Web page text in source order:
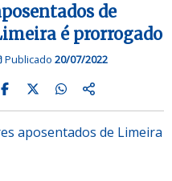
de
é prorrogado
Publicado 20/07/2022
aposentados de Limeira